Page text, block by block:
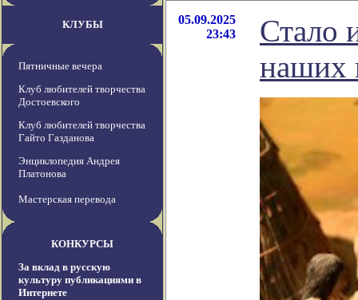
КЛУБЫ
Пятничные вечера
Клуб любителей творчества
Достоевского
Клуб любителей творчества
Гайто Газданова
Энциклопедия Андрея
Платонова
Мастерская перевода
КОНКУРСЫ
За вклад в русскую
культуру публикациями в
Интернете
05.09.2025
23:43
Стало
наших